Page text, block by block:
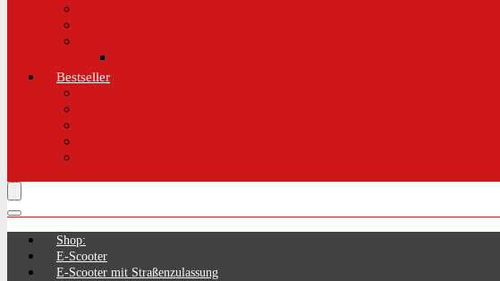
Bestseller
Shop:
E-Scooter
E-Scooter mit Straßenzulassung